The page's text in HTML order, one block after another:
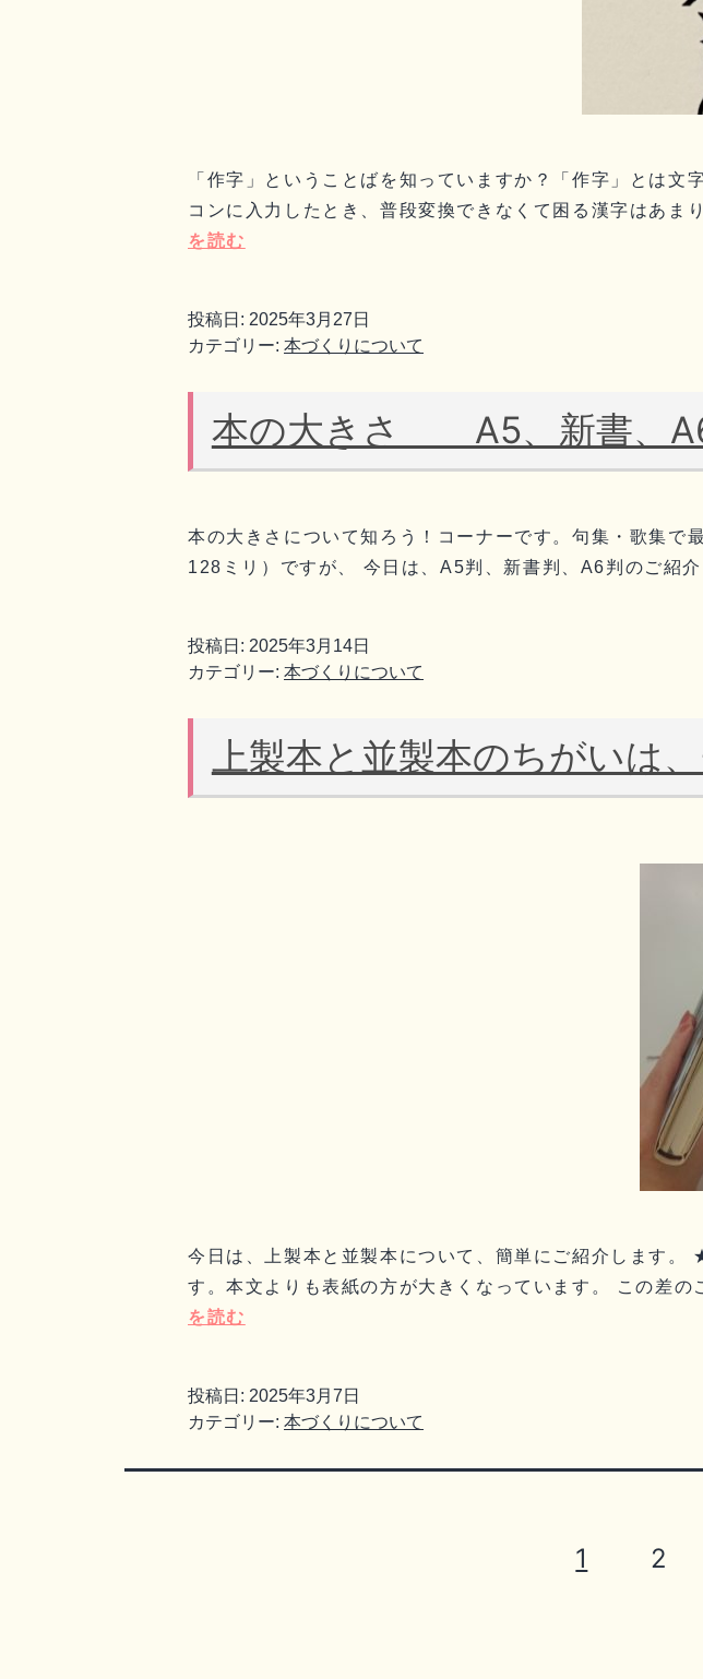
「作字」ということばを知っていますか？「作字」とは
コンに入力したとき、普段変換できなくて困る漢字はあ
を読む
投稿日: 2025年3月27日
カテゴリー: 本づくりについて
本の大きさ A5、新書、
本の大きさについて知ろう！コーナーです。句集・歌集で
128ミリ）ですが、 今日は、A5判、新書判、A6判のご
投稿日: 2025年3月14日
カテゴリー: 本づくりについて
上製本と並製本のちがいは
今日は、上製本と並製本について、簡単にご紹介します
す。本文よりも表紙の方が大きくなっています。 この差
を読む
投稿日: 2025年3月7日
カテゴリー: 本づくりについて
1 2